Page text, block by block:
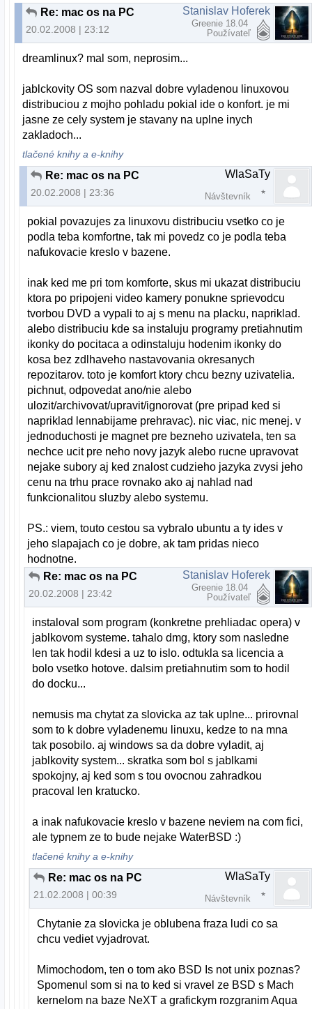
Re: mac os na PC
20.02.2008 | 23:12
Stanislav Hoferek
Greenie 18.04
Používateľ
dreamlinux? mal som, neprosim...
jablckovity OS som nazval dobre vyladenou linuxovou
distribuciou z mojho pohladu pokial ide o konfort. je mi
jasne ze cely system je stavany na uplne inych
zakladoch...
tlačené knihy a e-knihy
Re: mac os na PC
20.02.2008 | 23:36
WlaSaTy
Návštevník
pokial povazujes za linuxovu distribuciu vsetko co je
podla teba komfortne, tak mi povedz co je podla teba
nafukovacie kreslo v bazene.
inak ked me pri tom komforte, skus mi ukazat distribuciu
ktora po pripojeni video kamery ponukne sprievodcu
tvorbou DVD a vypali to aj s menu na placku, napriklad.
alebo distribuciu kde sa instaluju programy pretiahnutim
ikonky do pocitaca a odinstaluju hodenim ikonky do
kosa bez zdlhaveho nastavovania okresanych
repozitarov. toto je komfort ktory chcu bezny uzivatelia.
pichnut, odpovedat ano/nie alebo
ulozit/archivovat/upravit/ignorovat (pre pripad ked si
napriklad lennabijame prehravac). nic viac, nic menej. v
jednoduchosti je magnet pre bezneho uzivatela, ten sa
nechce ucit pre neho novy jazyk alebo rucne upravovat
nejake subory aj ked znalost cudzieho jazyka zvysi jeho
cenu na trhu prace rovnako ako aj nahlad nad
funkcionalitou sluzby alebo systemu.
PS.: viem, touto cestou sa vybralo ubuntu a ty ides v
jeho slapajach co je dobre, ak tam pridas nieco
hodnotne.
Re: mac os na PC
20.02.2008 | 23:42
Stanislav Hoferek
Greenie 18.04
Používateľ
instaloval som program (konkretne prehliadac opera) v
jablkovom systeme. tahalo dmg, ktory som nasledne
len tak hodil kdesi a uz to islo. odtukla sa licencia a
bolo vsetko hotove. dalsim pretiahnutim som to hodil
do docku...
nemusis ma chytat za slovicka az tak uplne... prirovnal
som to k dobre vyladenemu linuxu, kedze to na mna
tak posobilo. aj windows sa da dobre vyladit, aj
jablkovity system... skratka som bol s jablkami
spokojny, aj ked som s tou ovocnou zahradkou
pracoval len kratucko.
a inak nafukovacie kreslo v bazene neviem na com fici,
ale typnem ze to bude nejake WaterBSD :)
tlačené knihy a e-knihy
Re: mac os na PC
21.02.2008 | 00:39
WlaSaTy
Návštevník
Chytanie za slovicka je oblubena fraza ludi co sa
chcu vediet vyjadrovat.
Mimochodom, ten o tom ako BSD Is not unix poznas?
Spomenul som si na to ked si vravel ze BSD s Mach
kernelom na baze NeXT a grafickym rozgranim Aqua